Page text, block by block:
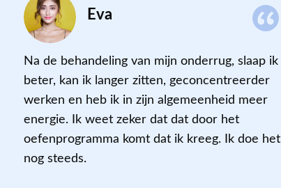
Eva
Na de behandeling van mijn onderrug, slaap ik
beter, kan ik langer zitten, geconcentreerder
werken en heb ik in zijn algemeenheid meer
energie. Ik weet zeker dat dat door het
oefenprogramma komt dat ik kreeg. Ik doe het
nog steeds.